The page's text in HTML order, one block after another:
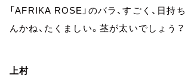
「AFRIKA ROSE」のバラ、すごく、日持
んかね、たくましい。茎が太いでしょう？
上村